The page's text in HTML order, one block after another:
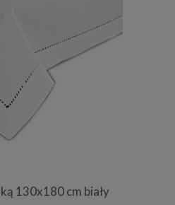
130x180 cm biały